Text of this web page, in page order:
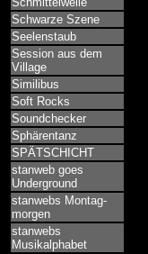
Schwarze Szene
Seelenstaub
Session aus dem
Village
Similibus
Soft Rocks
Soundchecker
Sphärentanz
SPÄTSCHICHT
stanweb goes
Underground
stanwebs Montag-
morgen
stanwebs
Musikalphabet